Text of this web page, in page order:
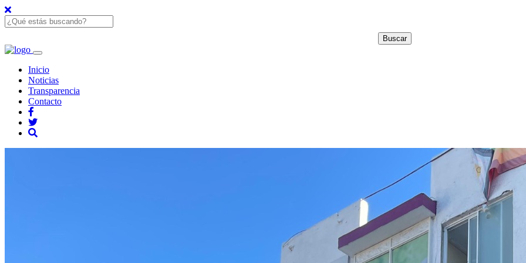
Inicio
Noticias
Transparencia
Contacto